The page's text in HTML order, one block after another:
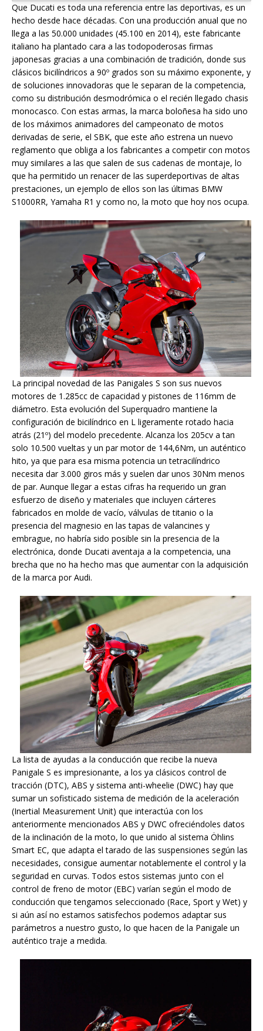
Que Ducati es toda una referencia entre las deportivas, es un
hecho desde hace décadas. Con una producción anual que no
llega a las 50.000 unidades (45.100 en 2014), este fabricante
italiano ha plantado cara a las todopoderosas firmas
japonesas gracias a una combinación de tradición, donde sus
clásicos bicilíndricos a 90º grados son su máximo exponente, y
de soluciones innovadoras que le separan de la competencia,
como su distribución desmodrómica o el recién llegado chasis
monocasco. Con estas armas, la marca boloñesa ha sido uno
de los máximos animadores del campeonato de motos
derivadas de serie, el SBK, que este año estrena un nuevo
reglamento que obliga a los fabricantes a competir con motos
muy similares a las que salen de sus cadenas de montaje, lo
que ha permitido un renacer de las superdeportivas de altas
prestaciones, un ejemplo de ellos son las últimas BMW
S1000RR, Yamaha R1 y como no, la moto que hoy nos ocupa.
La principal novedad de las Panigales S son sus nuevos
motores de 1.285cc de capacidad y pistones de 116mm de
diámetro. Esta evolución del Superquadro mantiene la
configuración de bicilíndrico en L ligeramente rotado hacia
atrás (21º) del modelo precedente. Alcanza los 205cv a tan
solo 10.500 vueltas y un par motor de 144,6Nm, un auténtico
hito, ya que para esa misma potencia un tetracilíndrico
necesita dar 3.000 giros más y suelen dar unos 30Nm menos
de par. Aunque llegar a estas cifras ha requerido un gran
esfuerzo de diseño y materiales que incluyen cárteres
fabricados en molde de vacío, válvulas de titanio o la
presencia del magnesio en las tapas de valancines y
embrague, no habría sido posible sin la presencia de la
electrónica, donde Ducati aventaja a la competencia, una
brecha que no ha hecho mas que aumentar con la adquisición
de la marca por Audi.
La lista de ayudas a la conducción que recibe la nueva
Panigale S es impresionante, a los ya clásicos control de
tracción (DTC), ABS y sistema anti-wheelie (DWC) hay que
sumar un sofisticado sistema de medición de la aceleración
(Inertial Measurement Unit) que interactúa con los
anteriormente mencionados ABS y DWC ofreciéndoles datos
de la inclinación de la moto, lo que unido al sistema Öhlins
Smart EC, que adapta el tarado de las suspensiones según las
necesidades, consigue aumentar notablemente el control y la
seguridad en curvas. Todos estos sistemas junto con el
control de freno de motor (EBC) varían según el modo de
conducción que tengamos seleccionado (Race, Sport y Wet) y
si aún así no estamos satisfechos podemos adaptar sus
parámetros a nuestro gusto, lo que hacen de la Panigale un
auténtico traje a medida.